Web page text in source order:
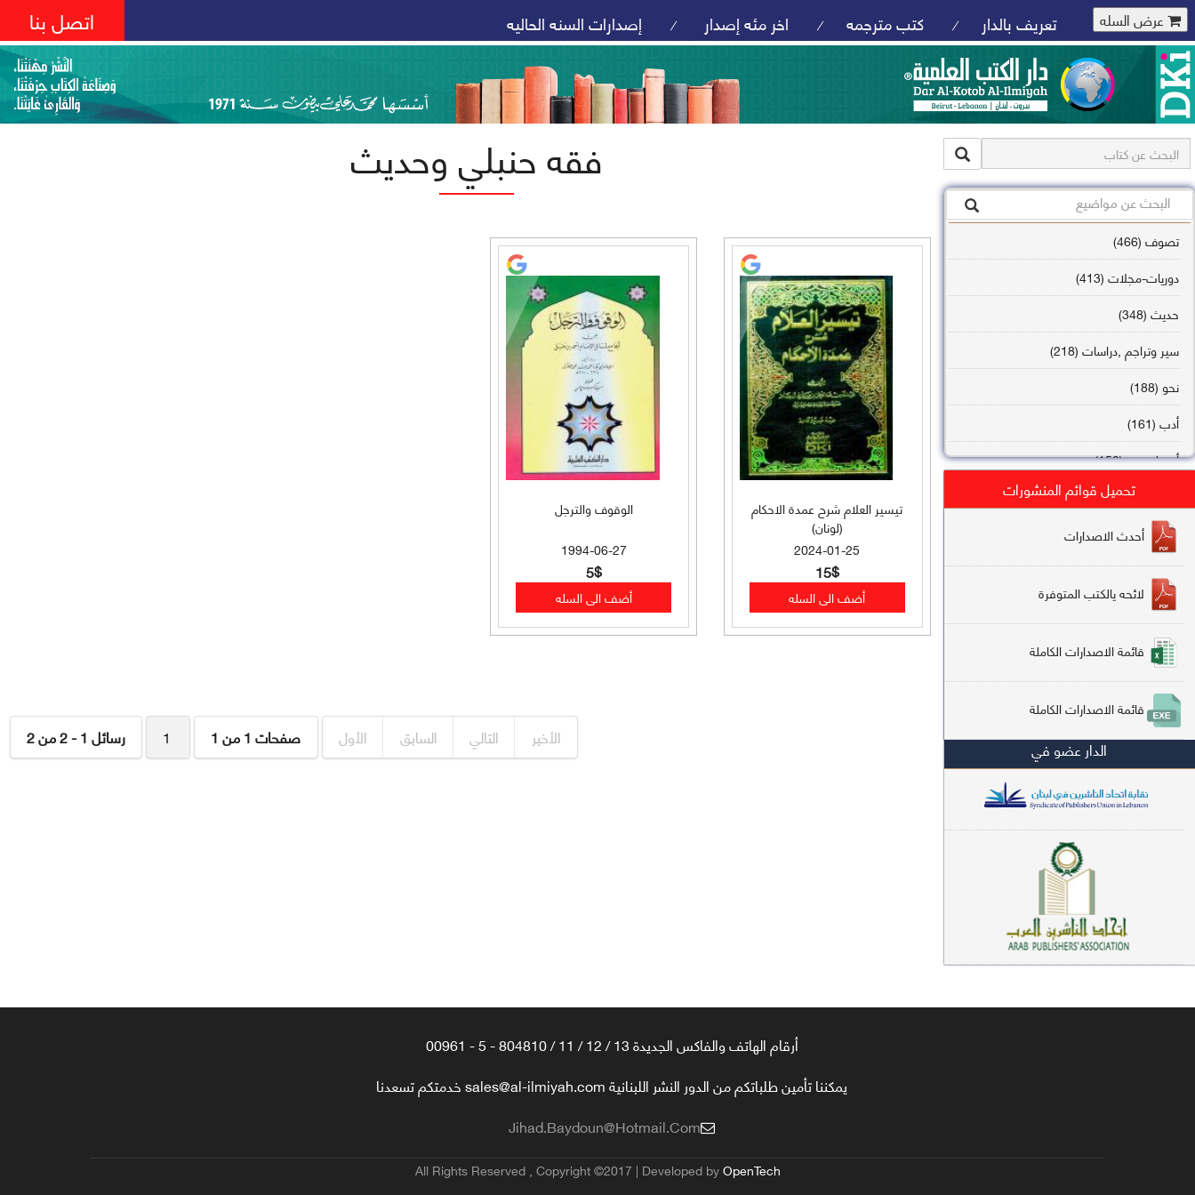
عرض السله تعريف بالدار / كتب مترجمه / اخر مئه إصدار / إصدارات السنه الحاليه اتصل بنا
تصوف (466)
دوريات-مجلات (413)
حديث (348)
سير وتراجم ,دراسات (218)
نحو (188)
أدب (161)
أصول فقه (158)
تاريخ (138)
فقه شافعي (132)
فقه حنفي (113)
فقه مالكي (112)
تفسير قرآن (106)
علم كلام (96)
أخلاق وتصوف (91)
سير وتراجم (90)
معاجم لغوية (89)
سيرة نبوية وتصوف (81)
دراسات إسلامية (75)
شعر (72)
علوم قرآن (66)
فقه عام وأحكام فقهية (62)
تحميل قوائم المنشورات
أحدث الاصدارات
لائحه يالكتب المتوفرة
قائمة الاصدارات الكاملة
قائمة الاصدارات الكاملة
الدار عضو في
فقه حنبلي وحديث
تيسير العلام شرح عمدة الاحكام
(لونان)
2024-01-25
15$
الوقوف والترجل
1994-06-27
5$
رسائل 1 - 2 من 2 1 صفحات 1 من 1 الأول السابق التالي الأخير
أرقام الهاتف والفاكس الجديدة 13 / 12 / 11 / 804810 - 5 - 00961
يمكننا تأمين طلباتكم من الدور النشر اللبنانية sales@al-ilmiyah.com خدمتكم تسعدنا
Jihad.baydoun@hotmail.com
All Rights Reserved , Copyright ©2017 | Developed byOpenTech